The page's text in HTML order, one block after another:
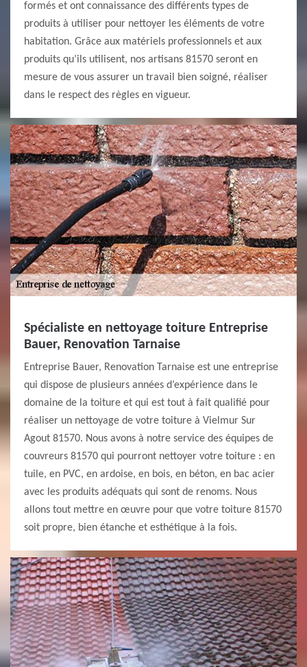
formés et ont connaissance des différents types de
produits à utiliser pour nettoyer les éléments de votre
habitation. Grâce aux matériels professionnels et aux
produits qu’ils utilisent, nos artisans 81570 seront en
mesure de vous assurer un travail bien soigné, réaliser
dans le respect des règles en vigueur.
Spécialiste en nettoyage toiture Entreprise
Bauer, Renovation Tarnaise
Entreprise Bauer, Renovation Tarnaise est une entreprise
qui dispose de plusieurs années d’expérience dans le
domaine de la toiture et qui est tout à fait qualifié pour
réaliser un nettoyage de votre toiture à Vielmur Sur
Agout 81570. Nous avons à notre service des équipes de
couvreurs 81570 qui pourront nettoyer votre toiture : en
tuile, en PVC, en ardoise, en bois, en béton, en bac acier
avec les produits adéquats qui sont de renoms. Nous
allons tout mettre en œuvre pour que votre toiture 81570
soit propre, bien étanche et esthétique à la fois.